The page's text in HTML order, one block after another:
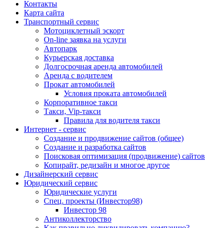
Контакты
Карта сайта
Транспортный сервис
Мотоциклетный эскорт
On-line заявка на услуги
Автопарк
Курьерская доставка
Долгосрочная аренда автомобилей
Аренда с водителем
Прокат автомобилей
Условия проката автомобилей
Корпоративное такси
Такси, Vip-такси
Правила для водителя такси
Интернет - сервис
Создание и продвижение сайтов (общее)
Создание и разработка сайтов
Поисковая оптимизация (продвижение) сайтов
Копирайт, редизайн и многое другое
Дизайнерский сервис
Юридический сервис
Юридические услуги
Спец. проекты (Инвестор98)
Инвестор 98
Антиколлекторство